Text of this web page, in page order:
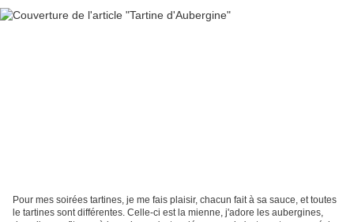
Pour mes soirées tartines, je me fais plaisir, chacun fait à sa sauce, et toutes
le tartines sont différentes. Celle-ci est la mienne, j'adore les aubergines,